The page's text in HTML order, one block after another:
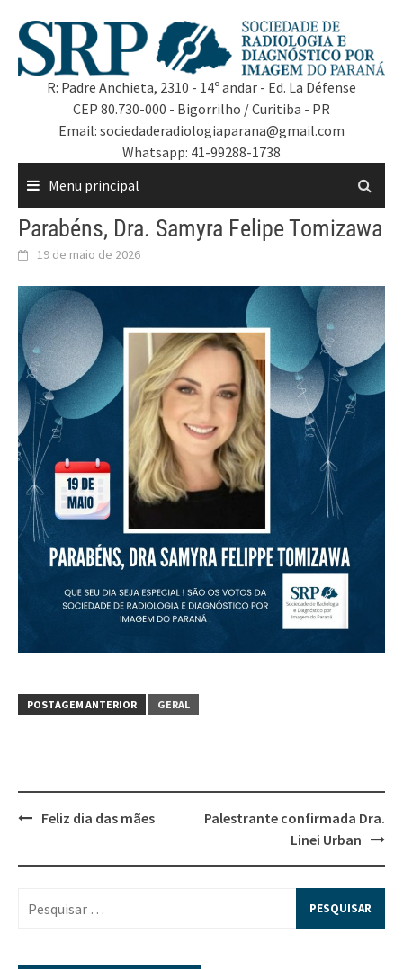
R: Padre Anchieta, 2310 - 14º andar - Ed. La Défense
CEP 80.730-000 - Bigorrilho / Curitiba - PR
Email: sociedaderadiologiaparana@gmail.com
Whatsapp: 41-99288-1738
Menu principal
Parabéns, Dra. Samyra Felipe Tomizawa
19 de maio de 2026
POSTAGEM ANTERIOR GERAL
Feliz dia das mães
Palestrante confirmada Dra.
Linei Urban